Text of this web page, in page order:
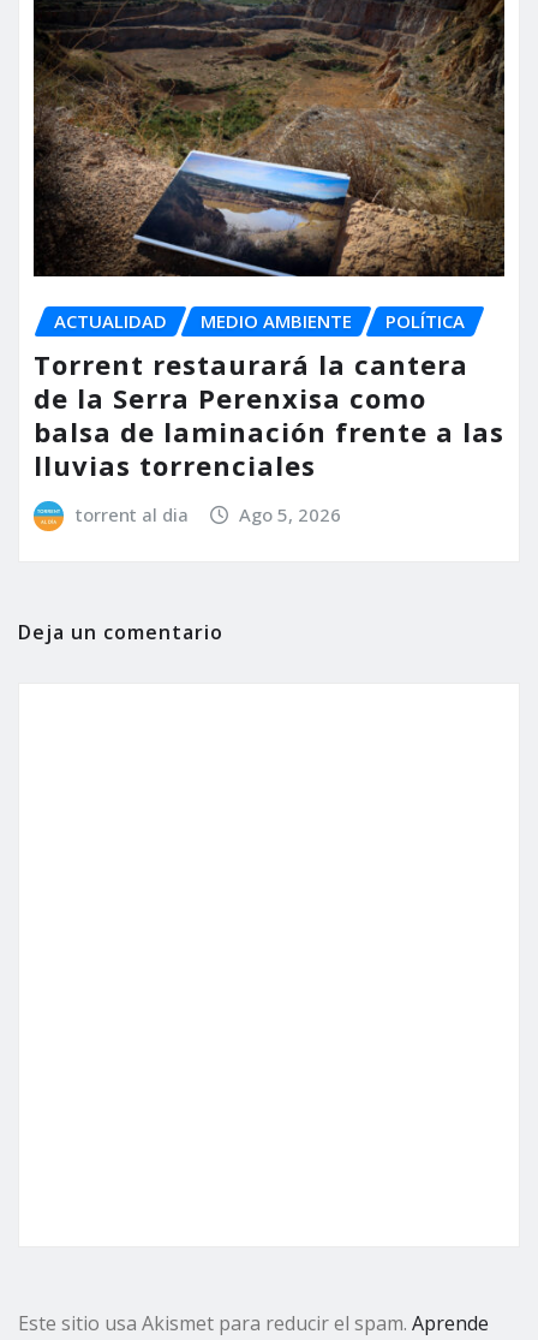
ACTUALIDAD MEDIO AMBIENTE POLÍTICA
Torrent restaurará la cantera
de la Serra Perenxisa como
balsa de laminación frente a las
lluvias torrenciales
torrent al dia Ago 5, 2026
Deja un comentario
Este sitio usa Akismet para reducir el spam. Aprende